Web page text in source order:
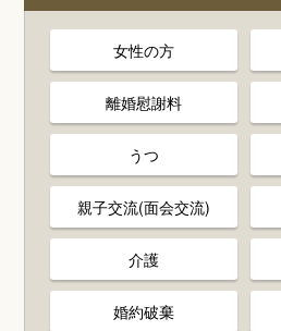
女性の方
離婚慰謝料
うつ
親子交流(面会交流)
介護
婚約破棄